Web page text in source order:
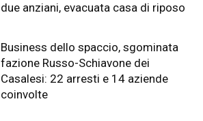
due anziani, evacuata casa di riposo
Business dello spaccio, sgominata
fazione Russo-Schiavone dei
Casalesi: 22 arresti e 14 aziende
coinvolte